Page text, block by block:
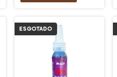
ESGOTADO